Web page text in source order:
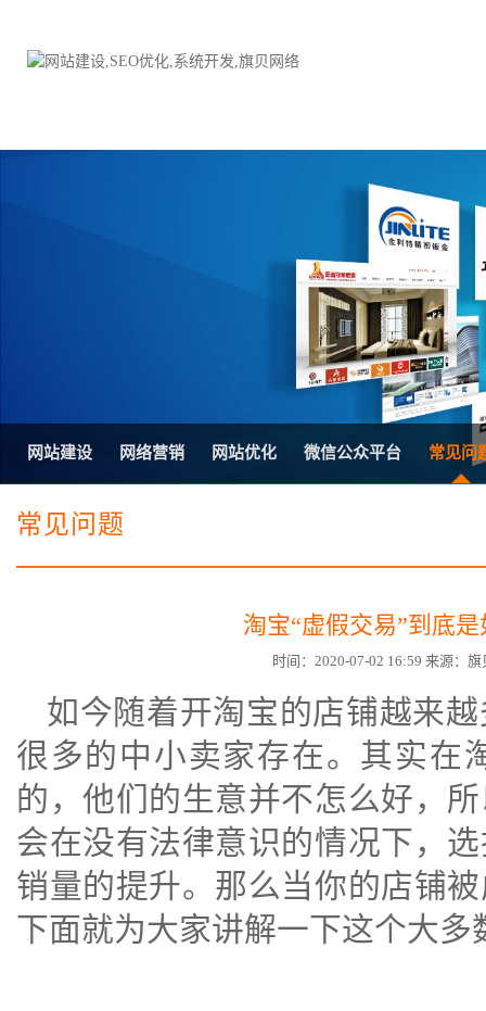
网站SEO优化
微信平台建设
电子商务商城建设
SSL证书
H5响应式网站建设方案
防伪防窜货系统
外贸多语言网站建设方
三级分销系统
网站推广优化方案
在线进销存管理
品牌加盟营销管理系统
营销型网站建设方案
网站建设 网络营销 网站优化 微信公众平台 常见问
常见问题
淘宝“虚假交易”到底
时间：2020-07-02 16:59 来源：
如今随着开淘宝的店铺越来
很多的中小卖家存在。其实在
的，他们的生意并不怎么好，
会在没有法律意识的情况下，
销量的提升。那么当你的店铺
下面就为大家讲解一下这个大